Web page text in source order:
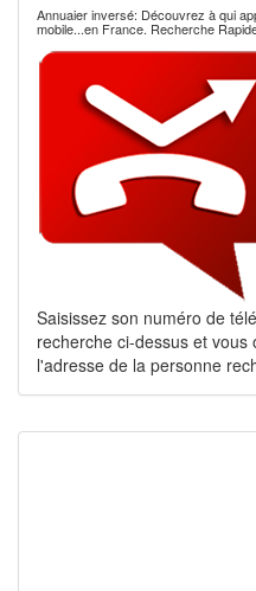
Annuaier inversé: Découvrez à qui
mobile...en France. Recherche
Saisissez son numéro de
recherche ci-dessus et
l'adresse de la personne